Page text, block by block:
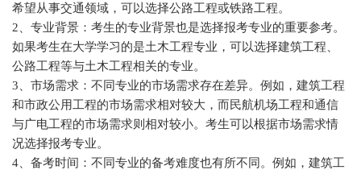
希望从事交通领域，可以选择公路工程或铁路工程。
2、专业背景：考生的专业背景也是选择报考专业的重要参考。
如果考生在大学学习的是土木工程专业，可以选择建筑工程、
公路工程等与土木工程相关的专业。
3、市场需求：不同专业的市场需求存在差异。例如，建筑工程
和市政公用工程的市场需求相对较大，而民航机场工程和通信
与广电工程的市场需求则相对较小。考生可以根据市场需求情
况选择报考专业。
4、备考时间：不同专业的备考难度也有所不同。例如，建筑工